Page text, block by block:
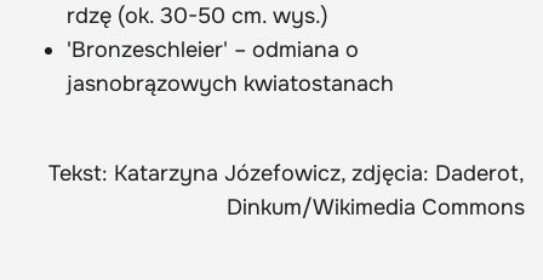
rdzę (ok. 30-50 cm. wys.)
'Bronzeschleier' – odmiana o
jasnobrązowych kwiatostanach
Tekst: Katarzyna Józefowicz, zdjęcia: Daderot,
Dinkum/Wikimedia Commons